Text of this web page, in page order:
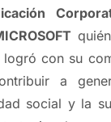
con su
a
social y la